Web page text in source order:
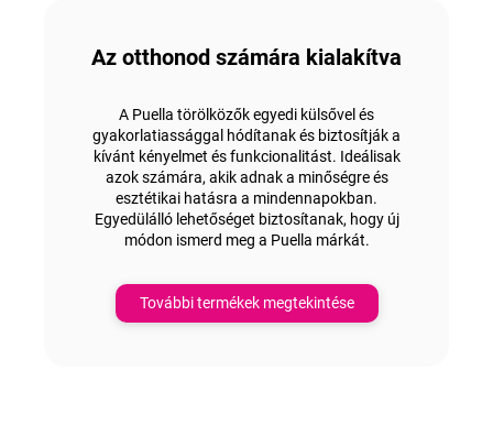
Az otthonod számára kialakítva
A Puella törölközők egyedi külsővel és
gyakorlatiassággal hódítanak és biztosítják a
kívánt kényelmet és funkcionalitást. Ideálisak
azok számára, akik adnak a minőségre és
esztétikai hatásra a mindennapokban.
Egyedülálló lehetőséget biztosítanak, hogy új
módon ismerd meg a Puella márkát.
További termékek megtekintése